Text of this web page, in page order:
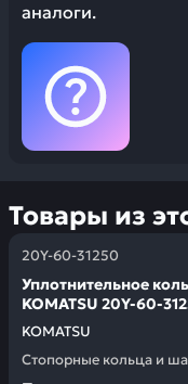
аналоги.
Товары из
20Y-60-31250
KOMATSU
Уплотнительное
KOMATSU 20Y-60-
Стопорные кольца и
Заказывая